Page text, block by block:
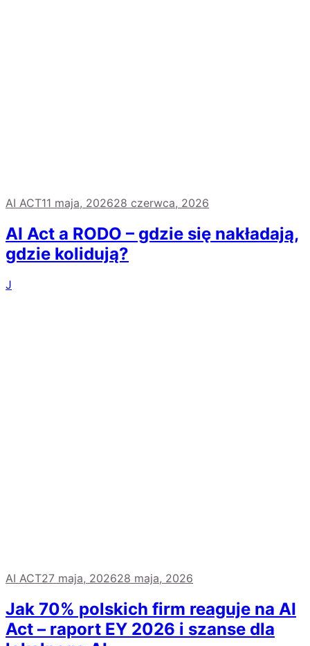
AI ACT11 maja, 202628 czerwca, 2026
AI Act a RODO – gdzie się nakładają,
gdzie kolidują?
J
AI ACT27 maja, 202628 maja, 2026
Jak 70% polskich firm reaguje na AI
Act – raport EY 2026 i szanse dla